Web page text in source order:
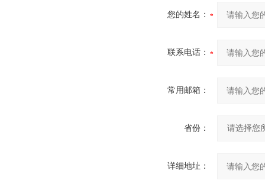
您的姓名：
联系电话：
常用邮箱：
省份：
详细地址：